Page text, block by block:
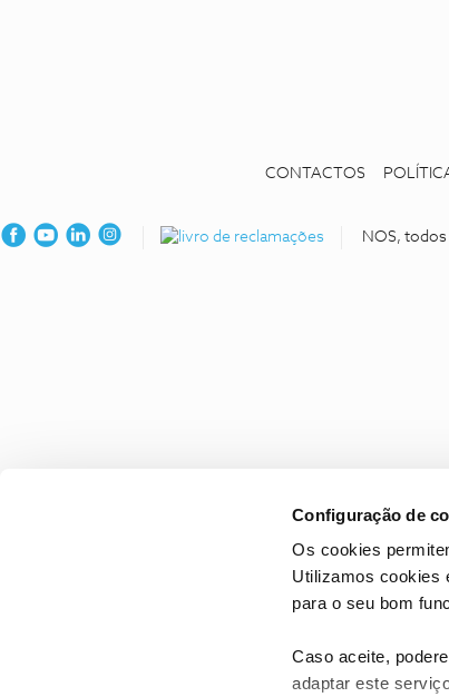
Configuração de
Os cookies
Utilizamos cookies
para o seu bom
Caso aceite,
adaptar este
CONTACTOS
NOS,